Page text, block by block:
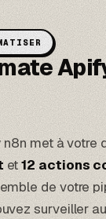
n8n met à votre
et12 actions
de votre
surveiller